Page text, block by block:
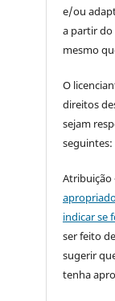
e/ou
a partir
mesmo
O
direitos
sejam
seguintes:
Atribuição
indicar se
ser feito
sugerir
tenha